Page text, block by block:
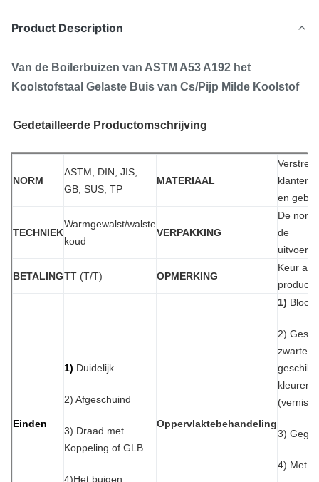
Product Description
Van de Boilerbuizen van ASTM A53 A192 het
Koolstofstaal Gelaste Buis van Cs/Pijp Milde Koolstof
Gedetailleerde Productomschrijving
NORM
ASTM, DIN, JIS,
GB, SUS, TP
MATERIAAL
Verstrek
en
TECHNIEK
Warmgewalst/walste
koud
VERPAKKING
De
de
BETALINGTT (T/T) OPMERKING
Keur
Einden
1) Duidelijk
2) Afgeschuind
3) Draad met
Koppeling of GLB
4)Het buigen
Oppervlaktebehandeling
1) Bloot
2)
zwarte
kleuren
3)
4) Met